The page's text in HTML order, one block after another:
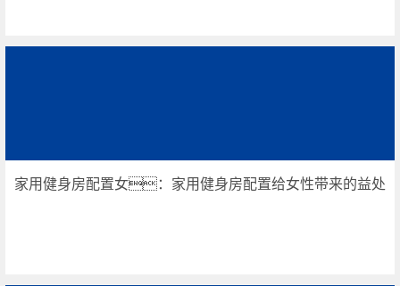
家用健身房配置女：家用健身房配置给女性带来的益处